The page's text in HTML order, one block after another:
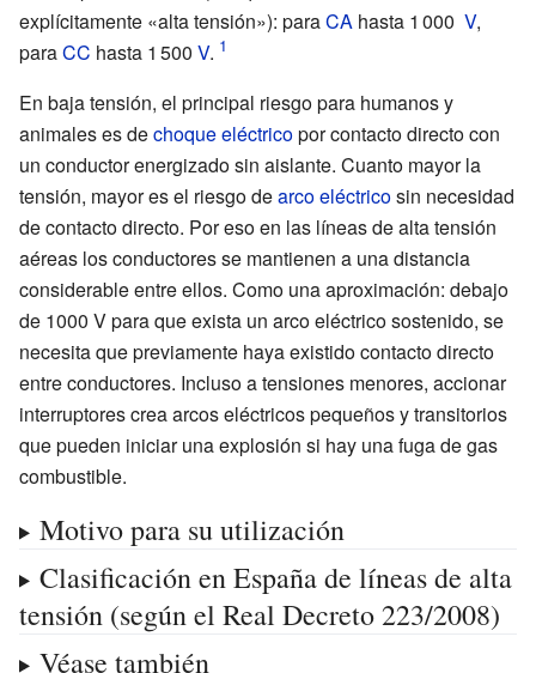
explícitamente «alta tensión»): paraCA hasta 1 000 V,
paraCC hasta 1 500 V.
En baja tensión, el principal riesgo para humanos y
animales es dechoque eléctricopor contacto directo con
un conductor energizado sin aislante. Cuanto mayor la
tensión, mayor es el riesgo dearco eléctricosin necesidad
de contacto directo. Por eso en las líneas de alta tensión
aéreas los conductores se mantienen a una distancia
considerable entre ellos. Como una aproximación: debajo
de 1000 V para que exista un arco eléctrico sostenido, se
necesita que previamente haya existido contacto directo
entre conductores. Incluso a tensiones menores, accionar
interruptores crea arcos eléctricos pequeños y transitorios
que pueden iniciar una explosión si hay una fuga de gas
combustible.
Motivo para su utilización
Clasificación en España de líneas de alta
tensión (según el Real Decreto 223/2008)
Véase también